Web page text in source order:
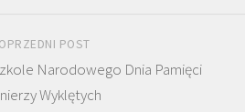
POST
Narodowego Dnia Pamięci
Wyklętych